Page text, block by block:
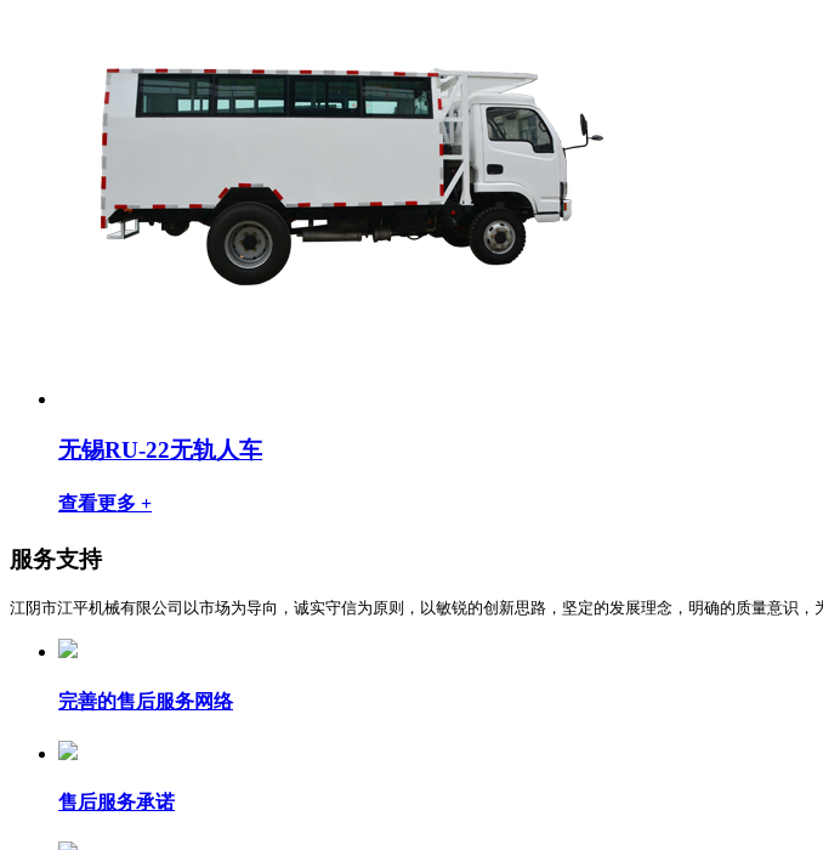
无锡RU-22无轨人车
查看更多 +
服务支持
江阴市江平机械有限公司以市场为导向，诚实守信为原则，以敏锐的创新思路，坚定的发展理念，明确的质量意识
完善的售后服务网络
售后服务承诺